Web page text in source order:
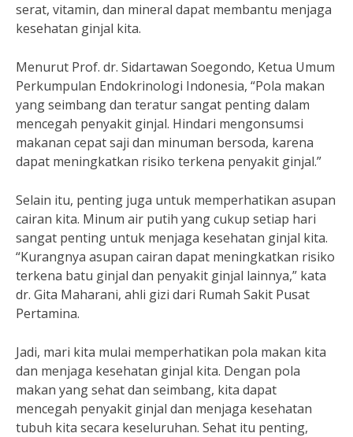
serat, vitamin, dan mineral dapat membantu menjaga
kesehatan ginjal kita.
Menurut Prof. dr. Sidartawan Soegondo, Ketua Umum
Perkumpulan Endokrinologi Indonesia, “Pola makan
yang seimbang dan teratur sangat penting dalam
mencegah penyakit ginjal. Hindari mengonsumsi
makanan cepat saji dan minuman bersoda, karena
dapat meningkatkan risiko terkena penyakit ginjal.”
Selain itu, penting juga untuk memperhatikan asupan
cairan kita. Minum air putih yang cukup setiap hari
sangat penting untuk menjaga kesehatan ginjal kita.
“Kurangnya asupan cairan dapat meningkatkan risiko
terkena batu ginjal dan penyakit ginjal lainnya,” kata
dr. Gita Maharani, ahli gizi dari Rumah Sakit Pusat
Pertamina.
Jadi, mari kita mulai memperhatikan pola makan kita
dan menjaga kesehatan ginjal kita. Dengan pola
makan yang sehat dan seimbang, kita dapat
mencegah penyakit ginjal dan menjaga kesehatan
tubuh kita secara keseluruhan. Sehat itu penting,